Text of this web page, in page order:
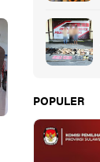
POPULER